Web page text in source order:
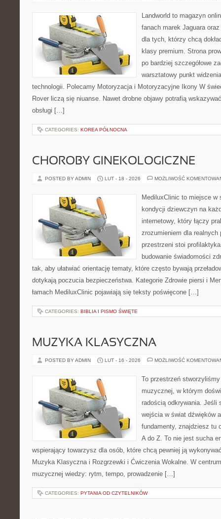
Landworld to magazyn
fanach marek Jaguara
dla tych, którzy chcą
klasy premium. Strona
po bardziej szczegółowe
warsztatowy punkt
technologii. Polecamy Motoryzacja i Motoryzacyjne Ikony W
Rover liczą się niuanse. Nawet drobne objawy potrafią
obsługi […]
CATEGORIES: KOREA PÓŁNOCNA
CHOROBY GINEKOLOGICZNE
POSTED BY ADMIN LUT - 18 - 2026 MOŻLIWOŚĆ
MediluxClinic to miejsce
kondycji dziewczyn na
internetowy, który łączy
zrozumieniem dla
przestrzeni stoi
budowanie świadomości
tak, aby ułatwiać orientację tematy, które często bywają
dotykają poczucia bezpieczeństwa. Kategorie Zdrowie piersi i
łamach MediluxClinic pojawiają się teksty poświęcone […]
CATEGORIES: BIBLIA I PISMO ŚWIĘTE
MUZYKA KLASYCZNA
POSTED BY ADMIN LUT - 16 - 2026 MOŻLIWOŚĆ
To przestrzeń
muzycznej, w którym
radością odkrywania.
wejścia w świat dźwięków
fundamenty, znajdziesz tu
A do Z. To nie jest sucha
wspierający towarzysz dla osób, które chcą pewniej ją
Muzyka Klasyczna i Rozgrzewki i Ćwiczenia Wokalne. W
muzycznej wiedzy: rytm, tempo, prowadzenie […]
CATEGORIES: PYTANIA OD CZYTELNIKÓW